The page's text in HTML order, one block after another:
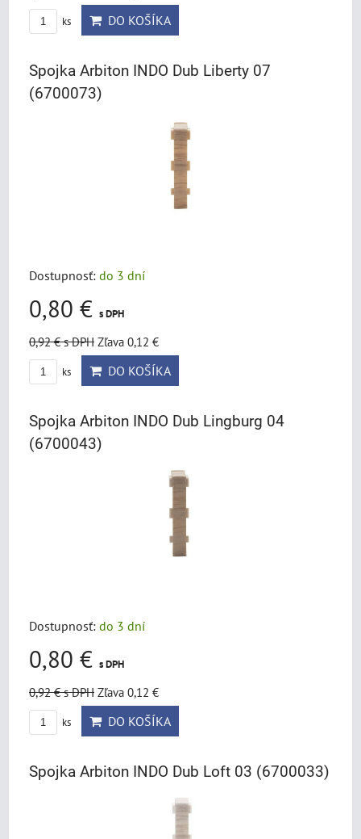
ks DO KOŠÍKA
Spojka Arbiton INDO Dub Liberty 07
(6700073)
Dostupnosť: do 3 dní
0,80 € s DPH
0,92 €s DPH Zľava 0,12 €
ks DO KOŠÍKA
Spojka Arbiton INDO Dub Lingburg 04
(6700043)
Dostupnosť: do 3 dní
0,80 € s DPH
0,92 €s DPH Zľava 0,12 €
ks DO KOŠÍKA
Spojka Arbiton INDO Dub Loft 03 (6700033)